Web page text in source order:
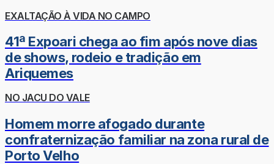
EXALTAÇÃO À VIDA NO CAMPO
41ª Expoari chega ao fim após nove dias
de shows, rodeio e tradição em
Ariquemes
NO JACU DO VALE
Homem morre afogado durante
confraternização familiar na zona rural de
Porto Velho